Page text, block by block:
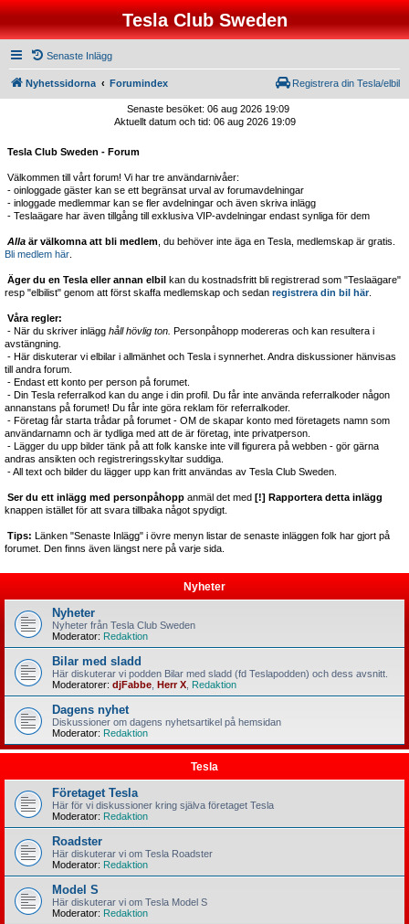
Tesla Club Sweden
Senaste Inlägg
Nyhetssidorna Forumindex Registrera din Tesla/elbil
Senaste besöket: 06 aug 2026 19:09
Aktuellt datum och tid: 06 aug 2026 19:09
Tesla Club Sweden - Forum
Välkommen till vårt forum! Vi har tre användarnivåer:
- oinloggade gäster kan se ett begränsat urval av forumavdelningar
- inloggade medlemmar kan se fler avdelningar och även skriva inlägg
- Teslaägare har även tillgång till exklusiva VIP-avdelningar endast synliga för dem
Alla är välkomna att bli medlem , du behöver inte äga en Tesla, medlemskap är gratis.
Bli medlem här
Äger du en Tesla eller annan elbil kan du kostnadsfritt bli registrerad som "Teslaägare"
resp "elbilist" genom att först skaffa medlemskap och sedan registrera din bil här.
Våra regler:
- När du skriver inlägg håll hövlig ton. Personpåhopp modereras och kan resultera i
avstängning.
- Här diskuterar vi elbilar i allmänhet och Tesla i synnerhet. Andra diskussioner hänvisas
till andra forum.
- Endast ett konto per person på forumet.
- Din Tesla referralkod kan du ange i din profil. Du får inte använda referralkoder någon
annanstans på forumet! Du får inte göra reklam för referralkoder.
- Företag får starta trådar på forumet - OM de skapar konto med företagets namn som
användarnamn och är tydliga med att de är företag, inte privatperson.
- Lägger du upp bilder tänk på att folk kanske inte vill figurera på webben - gör gärna
andras ansikten och registreringsskyltar suddiga.
- All text och bilder du lägger upp kan fritt användas av Tesla Club Sweden.
Ser du ett inlägg med personpåhopp anmäl det med [!] Rapportera detta inlägg
knappen istället för att svara tillbaka något spydigt.
Tips: Länken "Senaste Inlägg" i övre menyn listar de senaste inläggen folk har gjort på
forumet. Den finns även längst nere på varje sida.
Nyheter
Nyheter
Nyheter från Tesla Club Sweden
Moderator: Redaktion
Bilar med sladd
Här diskuterar vi podden Bilar med sladd (fd Teslapodden) och dess avsnitt.
Moderatorer: djFabbe Herr X Redaktion
Dagens nyhet
Diskussioner om dagens nyhetsartikel på hemsidan
Moderator: Redaktion
Tesla
Företaget Tesla
Här för vi diskussioner kring själva företaget Tesla
Moderator: Redaktion
Roadster
Här diskuterar vi om Tesla Roadster
Moderator: Redaktion
Model S
Här diskuterar vi om Tesla Model S
Moderator: Redaktion